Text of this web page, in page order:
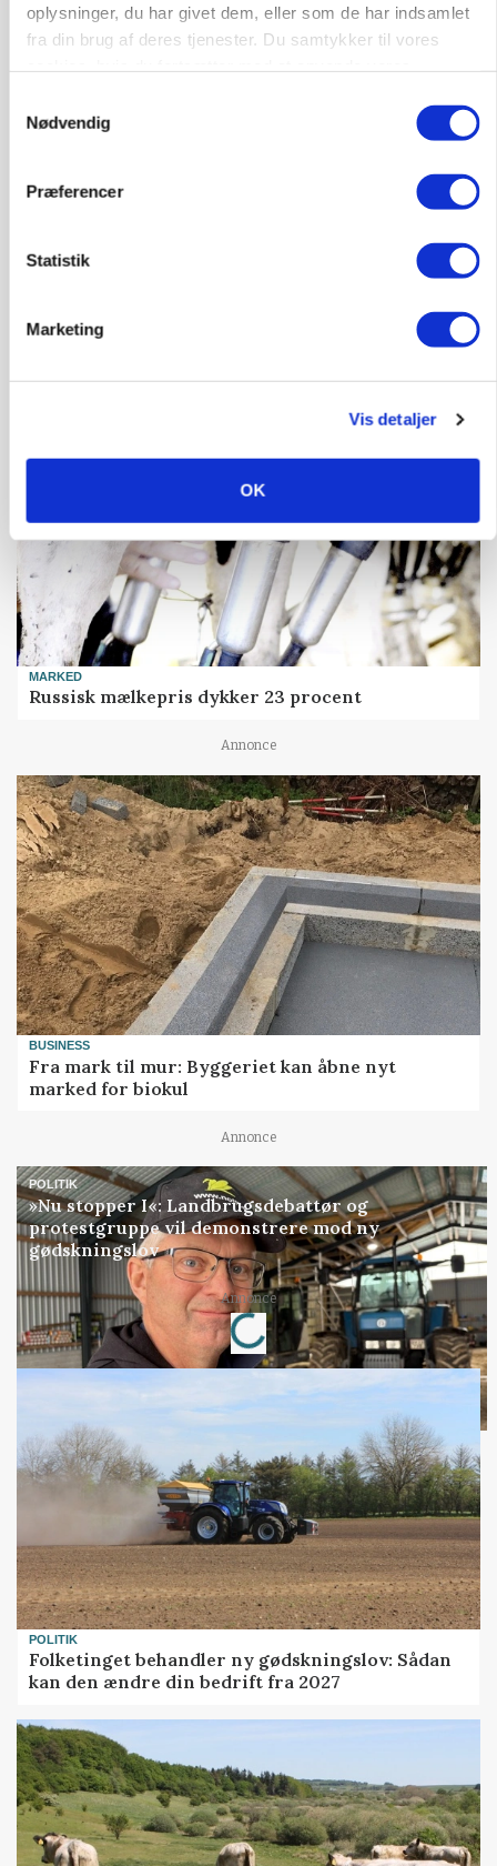
oplysninger, du har givet dem, eller som de har indsamlet
fra din brug af deres tjenester. Du samtykker til vores
Nødvendig
Præferencer
Statistik
Marketing
Vis detaljer
OK
landbrugets ejerstruktur
MARKED
Russisk mælkepris dykker 23 procent
Annonce
BUSINESS
Fra mark til mur: Byggeriet kan åbne nyt
marked for biokul
Annonce
POLITIK
»Nu stopper I«: Landbrugsdebattør og
protestgruppe vil demonstrere mod ny
gødskningslov
Annonce
Loading...
POLITIK
Folketinget behandler ny gødskningslov: Sådan
kan den ændre din bedrift fra 2027